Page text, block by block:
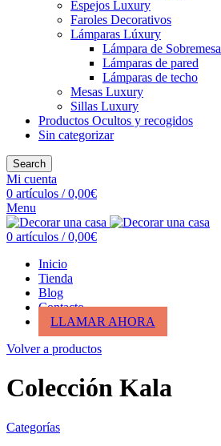
Espejos Luxury
Faroles Decorativos
Lámparas Lúxury
Lámpara de Sobremesa
Lámparas de pared
Lámparas de techo
Mesas Luxury
Sillas Luxury
Productos Ocultos y recogidos
Sin categorizar
Search
Mi cuenta
0 artículos / 0,00€
Menu
0 artículos / 0,00€
Inicio
Tienda
Blog
Contacto
LLAMAR AHORA
Volver a productos
Colección Kala
Categorías